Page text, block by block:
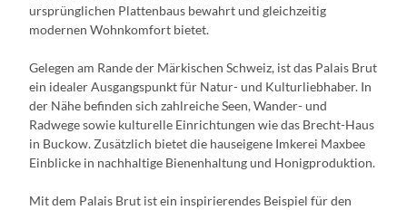
ursprünglichen Plattenbaus bewahrt und gleichzeitig
modernen Wohnkomfort bietet.
Gelegen am Rande der Märkischen Schweiz, ist das Palais Brut
ein idealer Ausgangspunkt für Natur- und Kulturliebhaber. In
der Nähe befinden sich zahlreiche Seen, Wander- und
Radwege sowie kulturelle Einrichtungen wie das Brecht-Haus
in Buckow. Zusätzlich bietet die hauseigene Imkerei Maxbee
Einblicke in nachhaltige Bienenhaltung und Honigproduktion.
Mit dem Palais Brut ist ein inspirierendes Beispiel für den